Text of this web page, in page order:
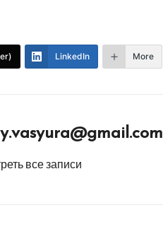
LinkedIn More
все записи